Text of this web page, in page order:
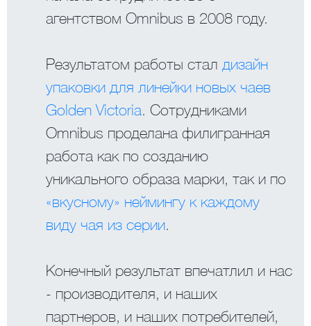
агентством Omnibus в 2008 году.
Результатом работы стал дизайн
упаковки для линейки новых чаев
Golden Victoria. Сотрудниками
Omnibus проделана филигранная
работа как по созданию
уникального образа марки, так и по
«вкусному» неймингу к каждому
виду чая из серии.
Конечный результат впечатлил и нас
- производителя, и наших
партнеров, и наших потребителей,